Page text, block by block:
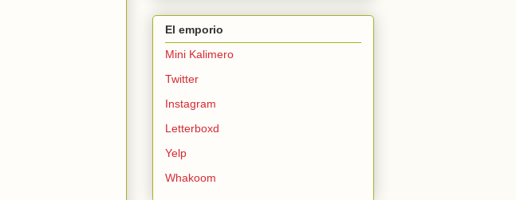
El emporio
Mini Kalimero
Twitter
Instagram
Letterboxd
Yelp
Whakoom